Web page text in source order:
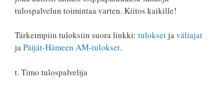
tulospalvelun toimintaa varten. Kiitos kaikille!
Tärkeimpiin tuloksiin suora linkki: tulokset javäliajat
jaPäijät-Hämeen AM-tulokset.
t. Timo tulospalvelija